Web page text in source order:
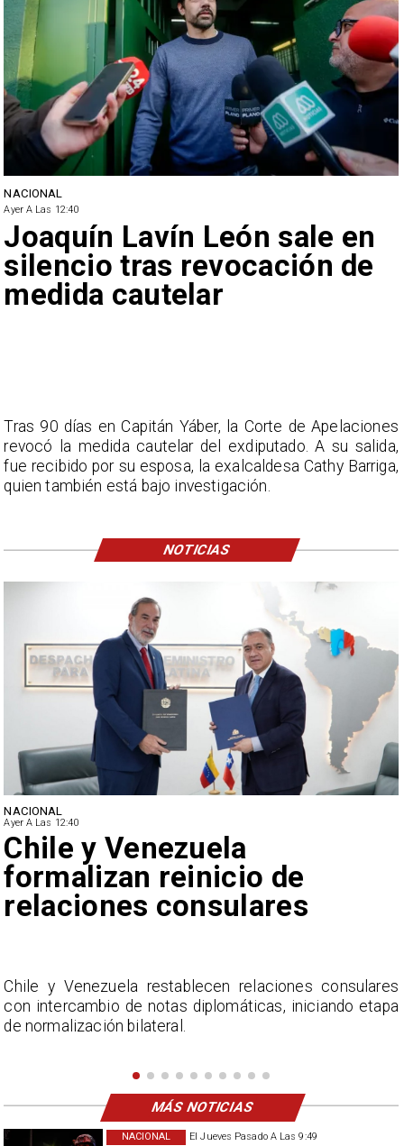
El Jueves Pasado A Las 9:49
NACIONAL
NACIONAL
Ayer A Las 12:40
Feriantes rechazan dichos
de Camila Flores sobre
Fabiola Campillai
La Confederación Nacional de Ferias Libres (ASOF)
considera inaceptable que se refieran a Fabiola
Campillai como 'señora de feria', expresión utilizada
NACIONAL
Ayer A Las 12:40
Joaquín Lavín León sale en
silencio tras revocación de
medida cautelar
Tras 90 días en Capitán Yáber, la Corte de Apelaciones
revocó la medida cautelar del exdiputado. A su salida,
fue recibido por su esposa, la exalcaldesa Cathy Barriga,
quien también está bajo investigación.
NOTICIAS
MÁS NOTICIAS